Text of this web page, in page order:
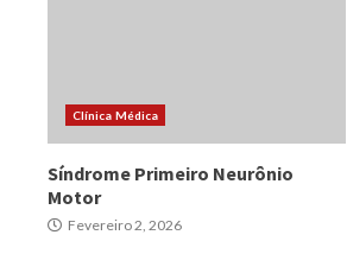
Clínica Médica
Síndrome Primeiro Neurônio
Motor
Fevereiro 2, 2026